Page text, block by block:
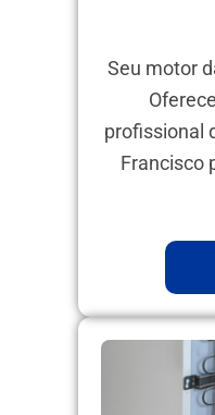
Seu motor
profissional
Francisco